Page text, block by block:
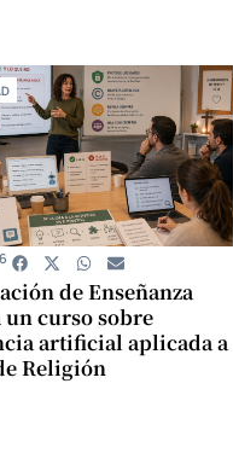
de Enseñanza
un curso sobre
artificial aplicada a
Religión